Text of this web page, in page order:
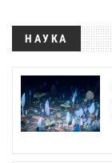
НАУКА